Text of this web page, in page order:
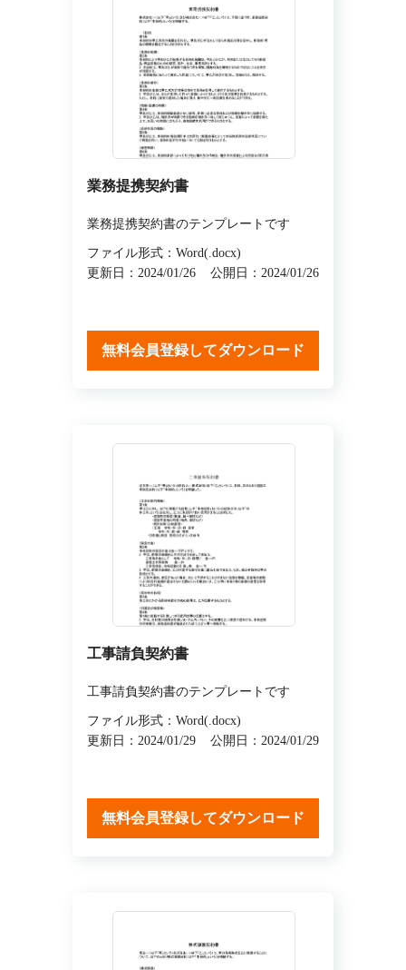
業務提携契約書
業務提携契約書のテンプレートです
ファイル形式：Word(.docx)
更新日：2024/01/26
公開日：2024/01/26
無料会員登録してダウンロード
工事請負契約書
工事請負契約書のテンプレートです
ファイル形式：Word(.docx)
更新日：2024/01/29
公開日：2024/01/29
無料会員登録してダウンロード